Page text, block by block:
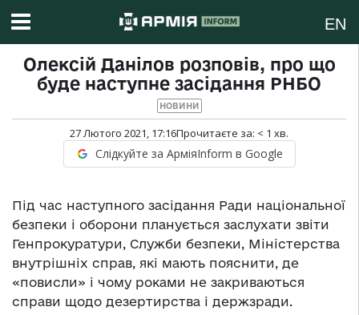
EN
Олексій Данілов розповів, про що
буде наступне засідання РНБО
НОВИНИ
27 Лютого 2021, 17:16Прочитаєте за: < 1 хв.
Слідкуйте за АрміяInform в Google
Під час наступного засідання Ради національної
безпеки і оборони планується заслухати звіти
Генпрокуратури, Служби безпеки, Міністерства
внутрішніх справ, які мають пояснити, де
«повисли» і чому роками не закриваються
справи щодо дезертирства і держзради.